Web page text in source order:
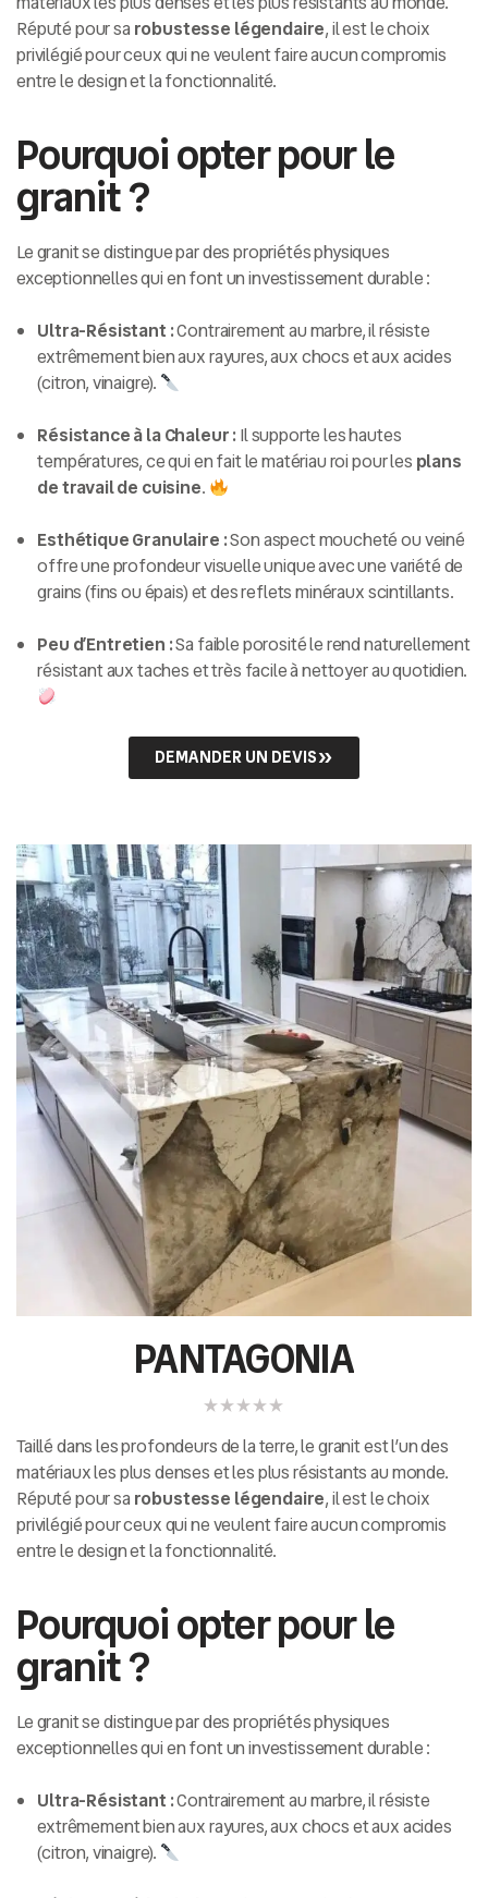
Réputé pour sa robustesse légendaire, il est le choix
privilégié pour ceux qui ne veulent faire aucun compromis
entre le design et la fonctionnalité.
Pourquoi opter pour le
granit ?
Le granit se distingue par des propriétés physiques
exceptionnelles qui en font un investissement durable :
Ultra-Résistant :Contrairement au marbre, il résiste
extrêmement bien aux rayures, aux chocs et aux acides
(citron, vinaigre).
Résistance à la Chaleur :Il supporte les hautes
températures, ce qui en fait le matériau roi pour les plans
de travail de cuisine.
Esthétique Granulaire :Son aspect moucheté ou veiné
offre une profondeur visuelle unique avec une variété de
grains (fins ou épais) et des reflets minéraux scintillants.
Peu d’Entretien :Sa faible porosité le rend naturellement
résistant aux taches et très facile à nettoyer au quotidien.
DEMANDER UN DEVIS
PANTAGONIA
Taillé dans les profondeurs de la terre, le granit est l’un des
matériaux les plus denses et les plus résistants au monde.
Réputé pour sa robustesse légendaire, il est le choix
privilégié pour ceux qui ne veulent faire aucun compromis
entre le design et la fonctionnalité.
Pourquoi opter pour le
granit ?
Le granit se distingue par des propriétés physiques
exceptionnelles qui en font un investissement durable :
Ultra-Résistant :Contrairement au marbre, il résiste
extrêmement bien aux rayures, aux chocs et aux acides
(citron, vinaigre).